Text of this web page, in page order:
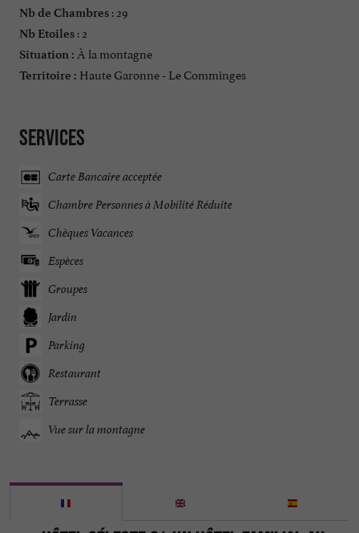
Nb de Chambres : 29
Nb Etoiles : 2
Situation : À la montagne
Territoire : Haute Garonne - Le Comminges
Services
Carte Bancaire acceptée
Chambre Personnes à Mobilité Réduite
Chèques Vacances
Espèces
Groupes
Jardin
Parking
Restaurant
Terrasse
Vue sur la montagne